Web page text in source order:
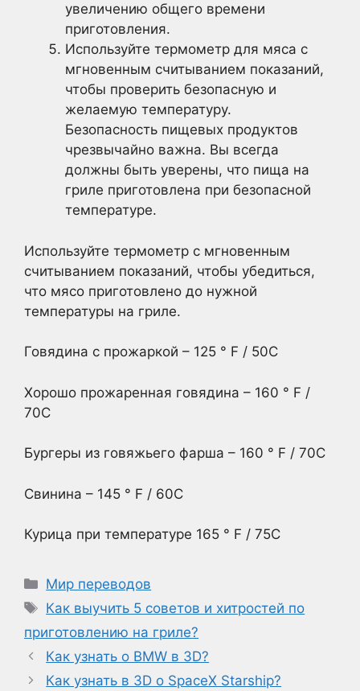
увеличению общего времени
приготовления.
Используйте термометр для мяса с
мгновенным считыванием показаний,
чтобы проверить безопасную и
желаемую температуру.
Безопасность пищевых продуктов
чрезвычайно важна. Вы всегда
должны быть уверены, что пища на
гриле приготовлена при безопасной
температуре.
Используйте термометр с мгновенным
считыванием показаний, чтобы убедиться,
что мясо приготовлено до нужной
температуры на гриле.
Говядина с прожаркой – 125 ° F / 50C
Хорошо прожаренная говядина – 160 ° F /
70C
Бургеры из говяжьего фарша – 160 ° F / 70C
Свинина – 145 ° F / 60C
Курица при температуре 165 ° F / 75C
Рубрики
Мир переводов
Метки
Как выучить 5 советов и хитростей по
приготовлению на гриле?
Как узнать о BMW в 3D?
Как узнать в 3D о SpaceX Starship?